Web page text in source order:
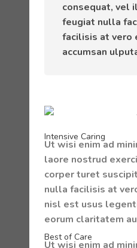
consequat, vel
feugiat nulla
facilisis at vero
accumsan
Intensive Caring
Ut wisi enim ad
laore nostrud
corper turet
nulla facilisis at
nisl est usus
eorum claritatem
Best of Care
Ut wisi enim ad